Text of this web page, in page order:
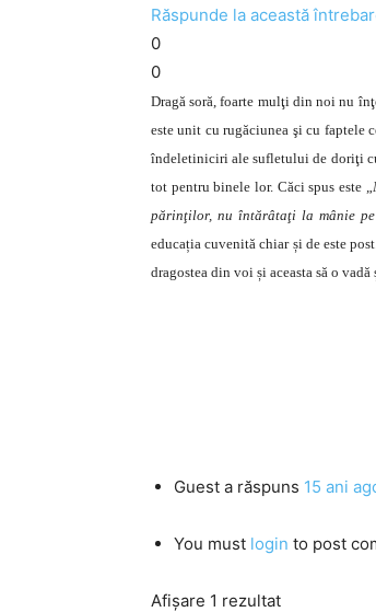
Răspunde la această
0
0
Dragă soră, foarte mulţi din noi nu
este unit cu rugăciunea şi cu faptele
îndeletiniciri ale sufletului de doriţi
tot pentru binele lor. Căci spus este „
părinţilor, nu întărâtaţi la mânie
educația cuvenită chiar și de este
dragostea din voi și aceasta să o
Guest a răspuns 15 ani
You must login to post
Afișare 1 rezultat